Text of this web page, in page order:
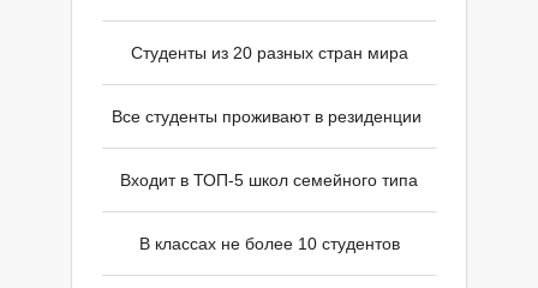
Студенты из 20 разных стран мира
Все студенты проживают в резиденции
Входит в ТОП-5 школ семейного типа
В классах не более 10 студентов